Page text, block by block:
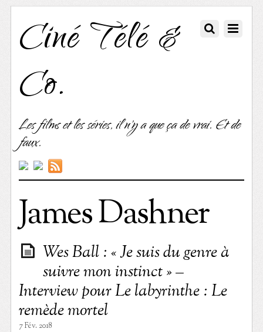
Ciné Télé &
Co.
Les films et les séries, il n'y a que ça de vrai. Et de
faux.
James Dashner
Wes Ball : « Je suis du genre à
suivre mon instinct » –
Interview pour Le labyrinthe : Le
remède mortel
7 Fév. 2018